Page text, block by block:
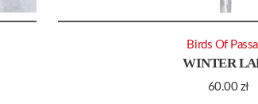
WINTER
60.00 zł
Birds Of